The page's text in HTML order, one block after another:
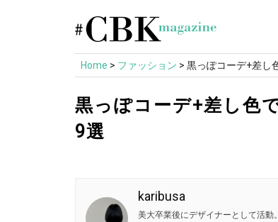
content
Home > ファッション >黒っぽコーデ+差し
黒っぽコーデ+差し色
9選
karibusa
美大卒業後にデザイナーとして活